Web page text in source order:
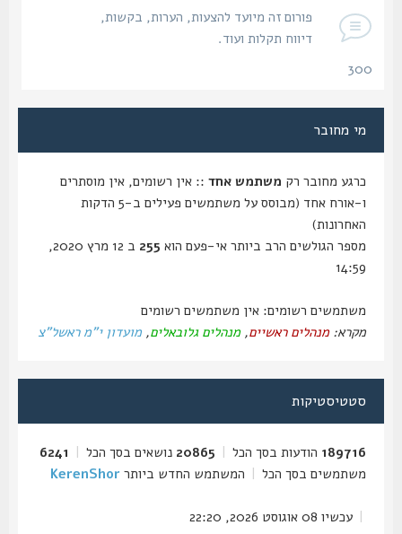
פורום זה מיועד להצעות, הערות, בקשות,
דיווח תקלות ועוד.
מי מחובר
כרגע מחובר רקמשתמש אחד :: אין רשומים, אין מוסתרים
ו-אורח אחד (מבוסס על משתמשים פעילים ב-5 הדקות
האחרונות)
מספר הגולשים הרב ביותר אי-פעם הוא255
ב 12 מרץ 2020,
14:59
משתמשים רשומים: אין משתמשים רשומים
מקרא:מנהלים ראשיים,מנהלים גלובאלים,מועדון י"מ ראשל"צ
סטטיסטיקות
189716הודעות בסך הכל |
20865נושאים בסך הכל |
6241
משתמשים בסך הכל |המשתמש החדש ביותרKerenShor
עכשיו 08 אוגוסט 2026, 22:20